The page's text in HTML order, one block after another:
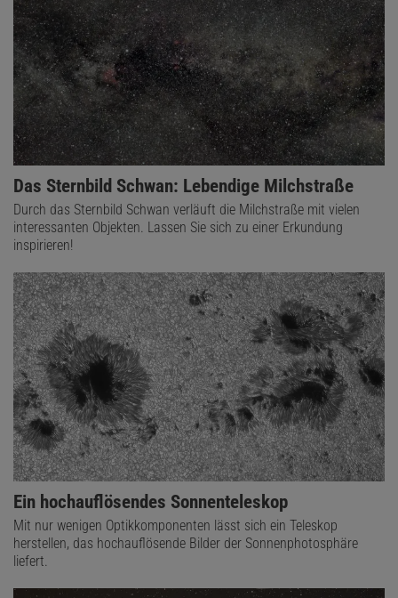
Das Sternbild Schwan: Lebendige Milchstraße
Durch das Sternbild Schwan verläuft die Milchstraße mit vielen
interessanten Objekten. Lassen Sie sich zu einer Erkundung
inspirieren!
Ein hochauflösendes Sonnenteleskop
Mit nur wenigen Optikkomponenten lässt sich ein Teleskop
herstellen, das hochauflösende Bilder der Sonnenphotosphäre
liefert.